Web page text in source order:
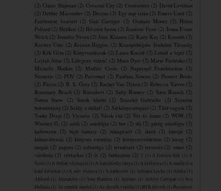
(2) Claire Shipman (2) Crescent City (2) Csontszüret (2) David Levithan
(2) Debbie Macomber (2) Decens (2) Egy nap talán (2) Emery Lord (2)
Fairbourne kvartett (2) Gail Carriger (2) Graham Moore (2) Helen
Pollard (2) Helikon (2) Hó mint hamu (2) Jeaniene Frost (2) Jenna Evans
Welch (2) Jennifer Niven (2) Julie Klassen (2) Katty Kay (2) Kossuth (2)
Kresley Cole (2) Kristan Higgins (2) Krumplihéjpite ​Irodalmi Társaság
(2) Kék Gém (2) Könyvvadászok (2) Laura Kneidl (2) Lehull a lepel (2)
Leylah Attar (2) Lélegezz velem! (2) Mara Dyer (2) Marie Pavlenko (2)
Michelle Hodkin (2) Midlife Crisis (2) Napernyő Protektorátus (2)
Nemezis (2) POV (2) Partvonal (2) Paullina Simons (2) Pioneer Books
(2) Párizs (2) R. S. Grey (2) Rachel Van Dyken (2) Rebecca Yarros (2)
Rosemary Beach (2) Rózsakert (2) Sally Rooney (2) Sara Raasch (2)
Simon Snow
(2) Sorok között (2) Szaszkó Gabriella (2)
Szeretni
bolondulásig (2) Szállj a dallal! (2) Sárkánycsalogató (2) Tiéd vagyok (2)
Tonke Dragt (2) Victoria (2) Várok rád (2) Vér és hamu (2) WOW (2)
Whitney G. (2) antik (2) antológia (2) bor (2) díj (2) görög mitológia (2)
halloween (2) high fantasy (2) hónapzáró (2) ikrek (2) interjú (2)
klímaváltozás (2) könyves esemény (2) környezetvédelem (2) lovag (2)
magán (2) pagony (2) rabszolga (2) természet (2) tervezés (2) vonat (2)
várólista (2) vérfarkas (2) ír (2) önbizalom (2) 2 (1) A Gibson-fiúk (1) A
Szem (1) A férfiak végnapjai (1) A kalózkirály lánya (1) A kiskutya (1) A madár és a
kard krónikái
(1) A szív ritmusa (1) A ​kárhozott (1) Adriana Locke (1) Afrika
(1)
Akkord
(1) Alexandra (1) Amy Harmon (1) Animus (1) Ashley Carrigan (1) Ava
Dellaira (1) Az ezredik emelet (1) Az éhezők viadala (1) BTK húsvét (1) Bessenyei